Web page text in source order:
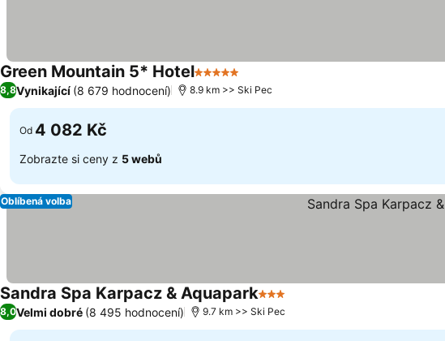
Green Mountain 5* Hotel5 Počet hvězdiček
8,8Vynikající (8 679 hodnocení) 8.9 km >> Ski Pec
Od 4 082 Kč
Zobrazte si ceny z 5 webů
Oblíbená volba
Sandra Spa Karpacz & Aquapark3 Počet hvězdiček
8,0Velmi dobré (8 495 hodnocení) 9.7 km >> Ski Pec